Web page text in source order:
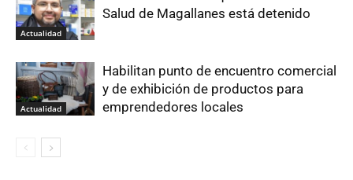
Actualidad
Salud de Magallanes está detenido
Actualidad
Habilitan punto de encuentro comercial
y de exhibición de productos para
emprendedores locales